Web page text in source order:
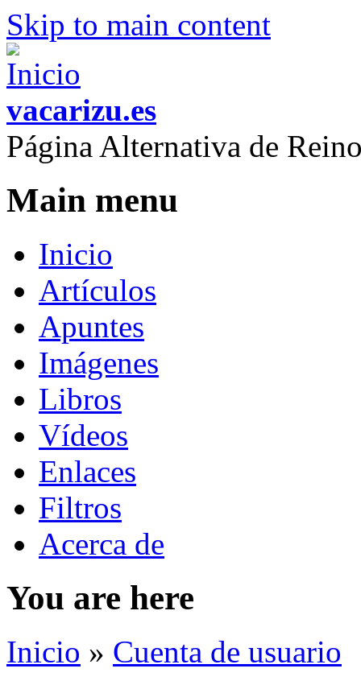
Skip to main content
vacarizu.es
Página Alternativa de
Main menu
Inicio
Artículos
Apuntes
Imágenes
Libros
Vídeos
Enlaces
Filtros
Acerca de
You are here
Inicio » Cuenta de usuario